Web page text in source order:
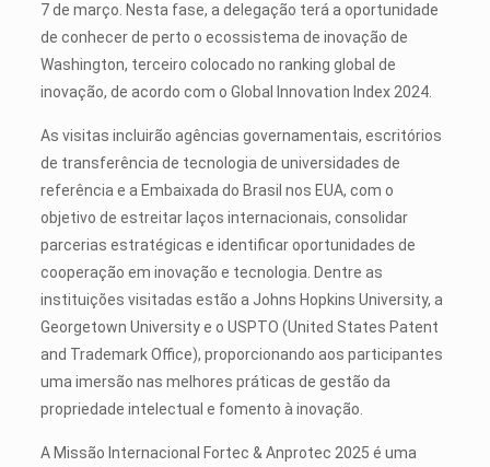
7 de março. Nesta fase, a delegação terá a oportunidade
de conhecer de perto o ecossistema de inovação de
Washington, terceiro colocado no ranking global de
inovação, de acordo com o Global Innovation Index 2024.
As visitas incluirão agências governamentais, escritórios
de transferência de tecnologia de universidades de
referência e a Embaixada do Brasil nos EUA, com o
objetivo de estreitar laços internacionais, consolidar
parcerias estratégicas e identificar oportunidades de
cooperação em inovação e tecnologia. Dentre as
instituições visitadas estão a Johns Hopkins University, a
Georgetown University e o USPTO (United States Patent
and Trademark Office), proporcionando aos participantes
uma imersão nas melhores práticas de gestão da
propriedade intelectual e fomento à inovação.
A Missão Internacional Fortec & Anprotec 2025 é uma